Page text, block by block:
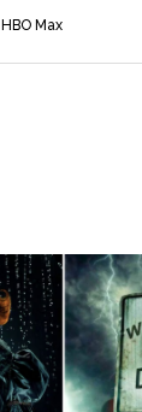
HBO Max